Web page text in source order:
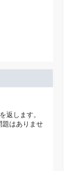
します。
はありませ